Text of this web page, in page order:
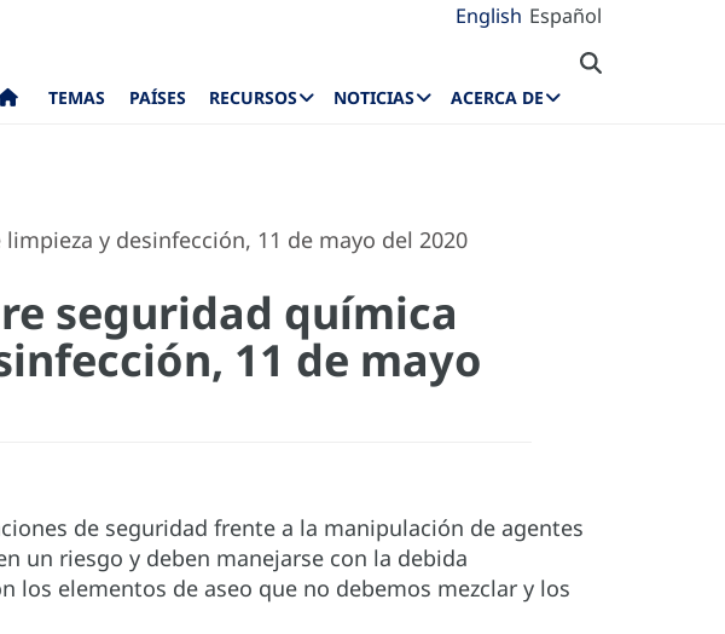
English Español
TEMAS PAÍSES RECURSOS NOTICIAS ACERCA DE
y desinfección, 11 de mayo del 2020
seguridad química
11 de mayo
de seguridad frente a la manipulación de agentes
un riesgo y deben manejarse con la debida
elementos de aseo que no debemos mezclar y los